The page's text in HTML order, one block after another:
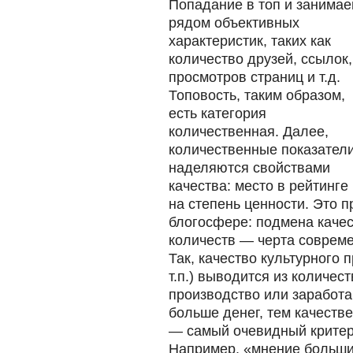
Попадание в топ и
рядом объективных
характеристик, таких как
количество друзей, ссылок,
просмотров страниц и т.д.
Топовость, таким образом,
есть категория
количественная. Далее,
количественные
наделяются свойствами
качества: место в
на степень ценности. Это
блогосфере: подмена
количеств — черта
Так, качество
т.п.) выводится из
производство или
больше денег, тем
— самый очевидный
Например, «мнение